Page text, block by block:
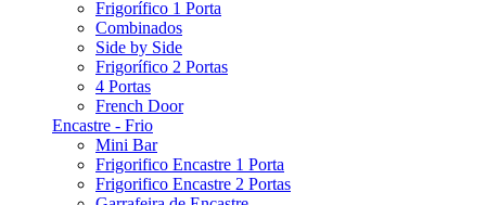
Frigorífico 1 Porta
Combinados
Side by Side
Frigorífico 2 Portas
4 Portas
French Door
Encastre - Frio
Mini Bar
Frigorifico Encastre 1 Porta
Frigorifico Encastre 2 Portas